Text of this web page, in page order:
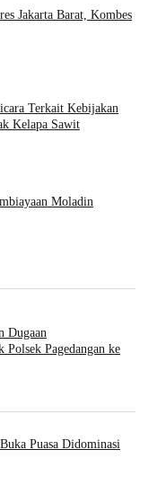
Jakarta Barat, Kombes
Terkait Kebijakan
Kelapa Sawit
Moladin
Dugaan
Pagedangan ke
Puasa Didominasi